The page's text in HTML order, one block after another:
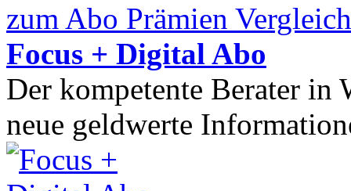
zum Abo Prämien
Focus + Digital Abo
Der kompetente Berater in
neue geldwerte